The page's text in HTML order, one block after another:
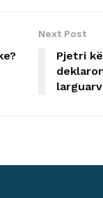
Next Post
Pjetri